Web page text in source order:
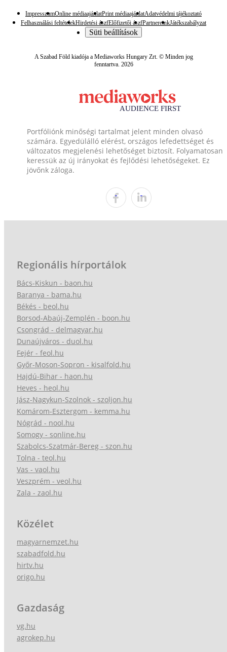
ImpresszumOnline médiaajánlatPrint médiaajánlatAdatvédelmi tájékoztató
Felhasználási feltételekHirdetési ászfElőfizetői ászfPartnereinkJátékszabályzat
Süti beállítások
A Szabad Föld kiadója a Mediaworks Hungary Zrt. © Minden jog
fenntartva. 2026
Portfóliónk minőségi tartalmat jelent minden olvasó
számára. Egyedülálló elérést, országos lefedettséget és
változatos megjelenési lehetőséget biztosít. Folyamatosan
keressük az új irányokat és fejlődési lehetőségeket. Ez
jövőnk záloga.
Regionális hírportálok
Bács-Kiskun - baon.hu
Baranya - bama.hu
Békés - beol.hu
Borsod-Abaúj-Zemplén - boon.hu
Csongrád - delmagyar.hu
Dunaújváros - duol.hu
Fejér - feol.hu
Győr-Moson-Sopron - kisalfold.hu
Hajdú-Bihar - haon.hu
Heves - heol.hu
Jász-Nagykun-Szolnok - szoljon.hu
Komárom-Esztergom - kemma.hu
Nógrád - nool.hu
Somogy - sonline.hu
Szabolcs-Szatmár-Bereg - szon.hu
Tolna - teol.hu
Vas - vaol.hu
Veszprém - veol.hu
Zala - zaol.hu
Közélet
magyarnemzet.hu
szabadfold.hu
hirtv.hu
origo.hu
Gazdaság
vg.hu
agrokep.hu